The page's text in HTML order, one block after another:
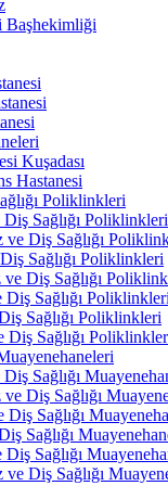
Başhekimliği
Kuşadası
Hastanesi
Poliklinkleri
Sağlığı Poliklinkleri
Diş Sağlığı
Sağlığı Poliklinkleri
ve Diş Sağlığı
Sağlığı Poliklinkleri
Sağlığı Poliklinkleri
Diş Sağlığı
Sağlığı
ve Diş Sağlığı
Sağlığı
Sağlığı
Sağlığı
Diş Sağlığı